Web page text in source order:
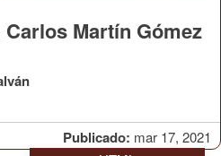
Publicado: mar 17, 2021
Martín Gómez